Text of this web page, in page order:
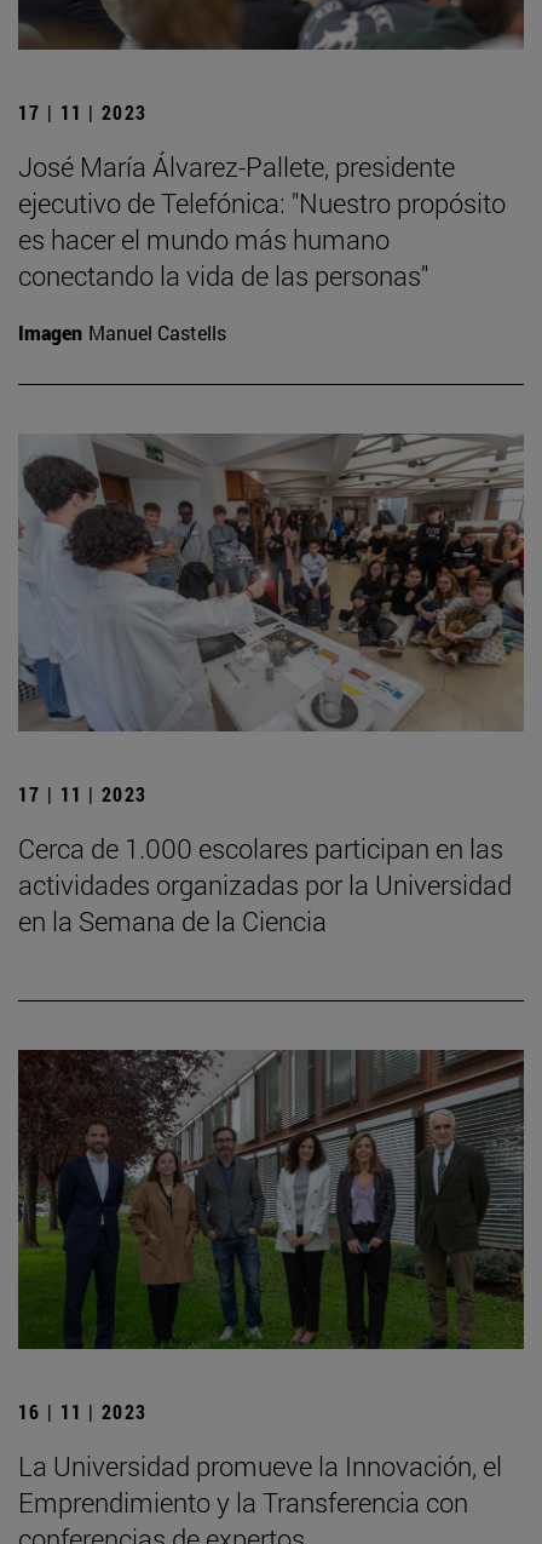
17 | 11 | 2023
José María Álvarez-Pallete, presidente
ejecutivo de Telefónica: "Nuestro propósito
es hacer el mundo más humano
conectando la vida de las personas"
Imagen Manuel Castells
17 | 11 | 2023
Cerca de 1.000 escolares participan en las
actividades organizadas por la Universidad
en la Semana de la Ciencia
16 | 11 | 2023
La Universidad promueve la Innovación, el
Emprendimiento y la Transferencia con